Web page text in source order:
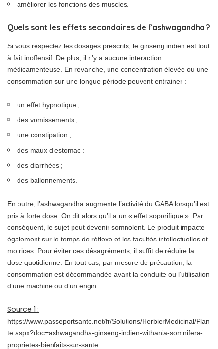
améliorer les fonctions des muscles.
Quels sont les effets secondaires de l’ashwagandha ?
Si vous respectez les dosages prescrits, le ginseng indien est tout
à fait inoffensif. De plus, il n’y a aucune interaction
médicamenteuse. En revanche, une concentration élevée ou une
consommation sur une longue période peuvent entrainer :
un effet hypnotique ;
des vomissements ;
une constipation ;
des maux d’estomac ;
des diarrhées ;
des ballonnements.
En outre, l’ashwagandha augmente l’activité du GABA lorsqu’il est
pris à forte dose. On dit alors qu’il a un « effet soporifique ». Par
conséquent, le sujet peut devenir somnolent. Le produit impacte
également sur le temps de réflexe et les facultés intellectuelles et
motrices. Pour éviter ces désagréments, il suffit de réduire la
dose quotidienne. En tout cas, par mesure de précaution, la
consommation est décommandée avant la conduite ou l’utilisation
d’une machine ou d’un engin.
Source 1 :
https://www.passeportsante.net/fr/Solutions/HerbierMedicinal/Plan
te.aspx?doc=ashwagandha-ginseng-indien-withania-somnifera-
proprietes-bienfaits-sur-sante